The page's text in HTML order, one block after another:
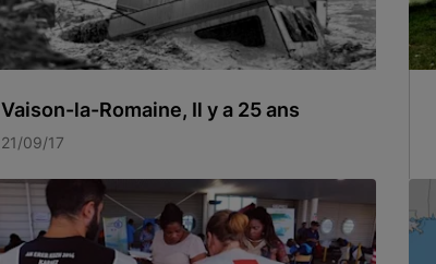
Vaison-la-Romaine, Il y a 25 ans
21/09/17